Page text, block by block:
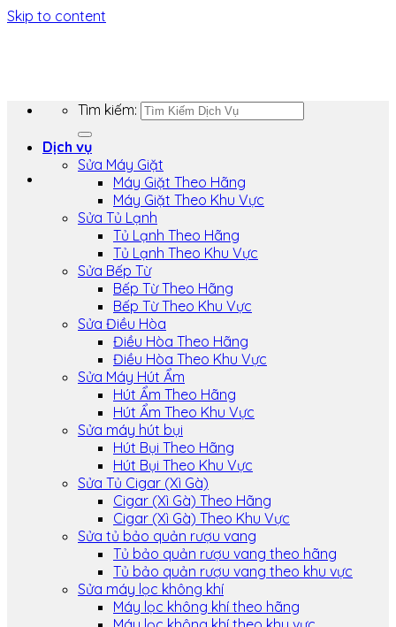
Skip to content
Tìm kiếm:
Dịch vụ
Sửa Máy Giặt
Máy Giặt Theo Hãng
Máy Giặt Theo Khu Vực
Sửa Tủ Lạnh
Tủ Lạnh Theo Hãng
Tủ Lạnh Theo Khu Vực
Sửa Bếp Từ
Bếp Từ Theo Hãng
Bếp Từ Theo Khu Vực
Sửa Điều Hòa
Điều Hòa Theo Hãng
Điều Hòa Theo Khu Vực
Sửa Máy Hút Ẩm
Hút Ẩm Theo Hãng
Hút Ẩm Theo Khu Vực
Sửa máy hút bụi
Hút Bụi Theo Hãng
Hút Bụi Theo Khu Vực
Sửa Tủ Cigar (Xì Gà)
Cigar (Xì Gà) Theo Hãng
Cigar (Xì Gà) Theo Khu Vực
Sửa tủ bảo quản rượu vang
Tủ bảo quản rượu vang theo hãng
Tủ bảo quản rượu vang theo khu vực
Sửa máy lọc không khí
Máy lọc không khí theo hãng